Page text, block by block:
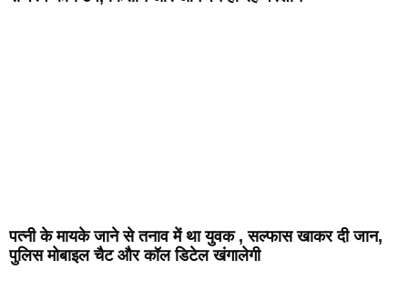
पत्नी के मायके जाने से तनाव में था युवक , सल्फास खाकर दी जान,
पुलिस मोबाइल चैट और कॉल डिटेल खंगालेगी